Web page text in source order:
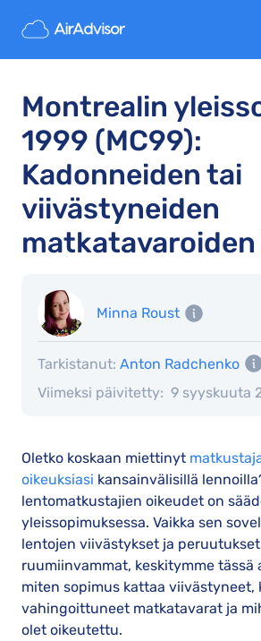
Montrealin
1999 (MC99):
Kadonneiden tai
viivästyneiden
matkatavaroiden
Minna Roust
Viimeksi päivitetty: 9 syyskuuta
Tarkistanut: Anton Radchenko
Oletko koskaan miettinyt
oikeuksiasi kansainvälisillä
lentomatkustajien oikeudet on
yleissopimuksessa. Vaikka sen
lentojen viivästykset ja peruutukset
ruumiinvammat, keskitymme tässä
miten sopimus kattaa viivästyneet,
vahingoittuneet matkatavarat ja
olet oikeutettu.